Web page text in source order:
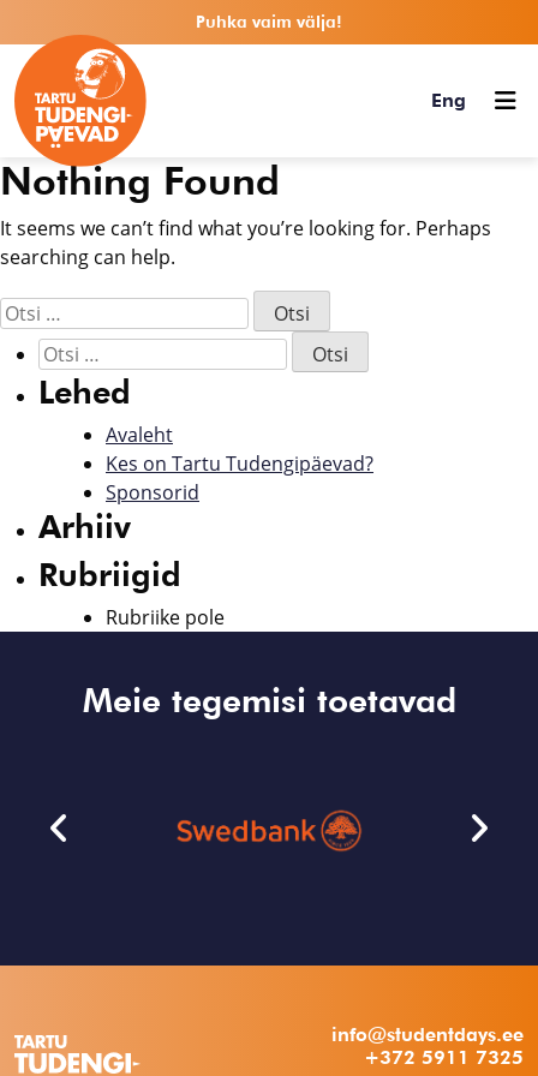
Puhka vaim välja!
Eng
Nothing Found
It seems we can’t find what you’re looking for. Perhaps
searching can help.
Lehed
Avaleht
Kes on Tartu Tudengipäevad?
Sponsorid
Arhiiv
Rubriigid
Rubriike pole
Meie tegemisi toetavad
info@studentdays.ee
+372 5911 7325